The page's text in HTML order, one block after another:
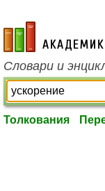
academic.ru
Словари и
Толкования